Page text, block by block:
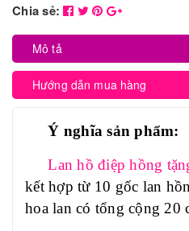
Chia sẻ:
Mô tả
Hướng dẫn mua hàng
Ý nghĩa sản phẩm:
Lan hồ điệp hồng
kết hợp từ 10 gốc lan
hoa lan có tổng cộng 20